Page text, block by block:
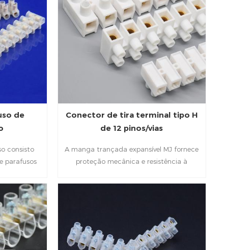
doméstica, conexões de energia elétrica
em geral.
de
consisto
parafusos
próximo,
os
e
com
Conector de tira terminal tipo H
de 12 pinos/vias
A manga trançada expansível MJ fornece
proteção mecânica e resistência à
mangueiras, tubos, bloco de terminais,